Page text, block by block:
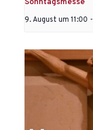
Sonntagsmesse
9. August um 11:00 -